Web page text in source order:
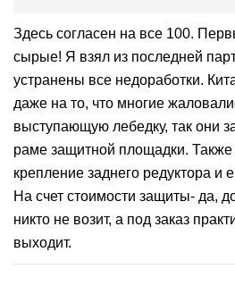
надежнее, хотя ... Х8 валит по -
Честно, не понимаю, как защита
р??? Меня жаба подзадавила
пластик целый, но весь в боевых
Здесь согласен на все 100.
сырые! Я взял из последней
устранены все недоработки.
даже на то, что многие
выступающую лебедку, так они
раме защитной площадки.
крепление заднего редуктора и
На счет стоимости защиты- да,
никто не возит, а под заказ
выходит.